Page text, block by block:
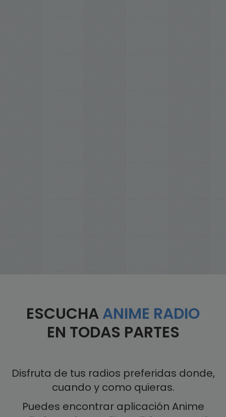
ESCUCHAANIME RADIO
EN TODAS PARTES
Disfruta de tus radios preferidas donde,
cuando y como quieras.
Puedes encontrar aplicación Anime